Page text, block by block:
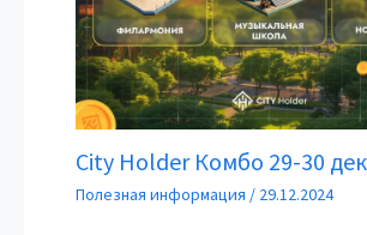
City Holder Комбо 29-30
Полезная информация / 29.12.2024